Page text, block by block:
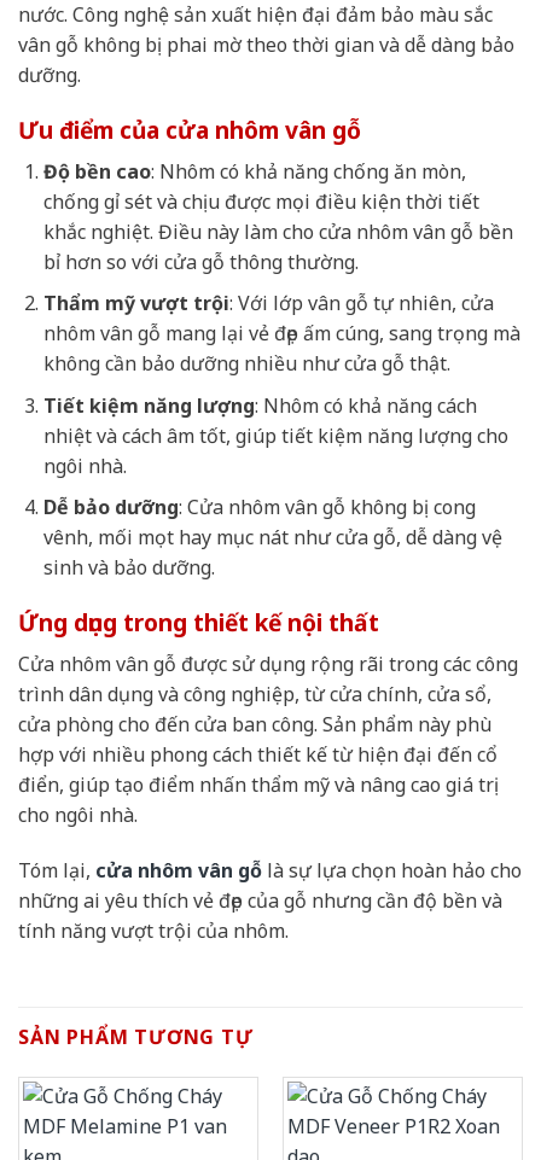
nước. Công nghệ sản xuất hiện đại đảm bảo màu sắc
vân gỗ không bị phai mờ theo thời gian và dễ dàng bảo
dưỡng.
Ưu điểm của cửa nhôm vân gỗ
Độ bền cao: Nhôm có khả năng chống ăn mòn,
chống gỉ sét và chịu được mọi điều kiện thời tiết
khắc nghiệt. Điều này làm cho cửa nhôm vân gỗ bền
bỉ hơn so với cửa gỗ thông thường.
Thẩm mỹ vượt trội: Với lớp vân gỗ tự nhiên, cửa
nhôm vân gỗ mang lại vẻ đẹp ấm cúng, sang trọng mà
không cần bảo dưỡng nhiều như cửa gỗ thật.
Tiết kiệm năng lượng: Nhôm có khả năng cách
nhiệt và cách âm tốt, giúp tiết kiệm năng lượng cho
ngôi nhà.
Dễ bảo dưỡng: Cửa nhôm vân gỗ không bị cong
vênh, mối mọt hay mục nát như cửa gỗ, dễ dàng vệ
sinh và bảo dưỡng.
Ứng dụng trong thiết kế nội thất
Cửa nhôm vân gỗ được sử dụng rộng rãi trong các công
trình dân dụng và công nghiệp, từ cửa chính, cửa sổ,
cửa phòng cho đến cửa ban công. Sản phẩm này phù
hợp với nhiều phong cách thiết kế từ hiện đại đến cổ
điển, giúp tạo điểm nhấn thẩm mỹ và nâng cao giá trị
cho ngôi nhà.
Tóm lại, cửa nhôm vân gỗ là sự lựa chọn hoàn hảo cho
những ai yêu thích vẻ đẹp của gỗ nhưng cần độ bền và
tính năng vượt trội của nhôm.
SẢN PHẨM TƯƠNG TỰ